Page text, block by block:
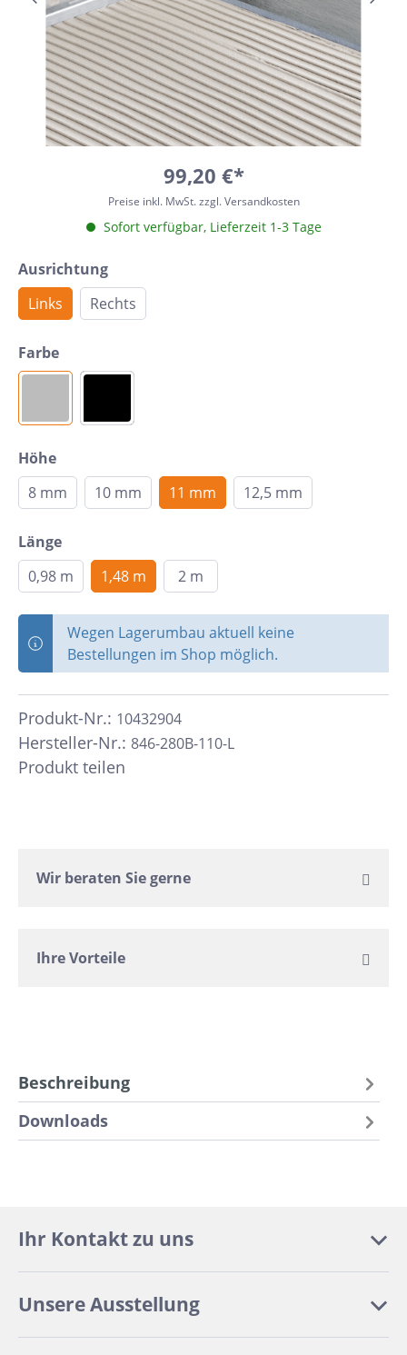
99,20 €*
Preise inkl. MwSt. zzgl. Versandkosten
Sofort verfügbar, Lieferzeit 1-3 Tage
Ausrichtung
Links
Rechts
Farbe
Höhe
8 mm
10 mm 11 mm 12,5 mm
Länge
0,98 m
1,48 m 2 m
Wegen Lagerumbau aktuell keine
Bestellungen im Shop möglich.
Hersteller-Nr.: 846-280B-110-L
Produkt-Nr.: 10432904
Produkt teilen
Wir beraten Sie gerne
Ihre Vorteile
Beschreibung
Downloads
Ihr Kontakt zu uns
Unsere Ausstellung